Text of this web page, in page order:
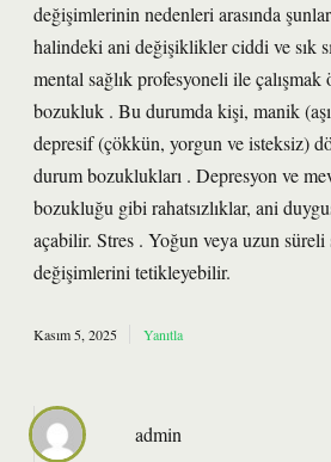
değişimlerinin nedenleri arasında
halindeki ani değişiklikler ciddi ve sık
mental sağlık profesyoneli ile
bozukluk . Bu durumda kişi, manik
depresif (çökkün, yorgun ve isteksiz)
durum bozuklukları . Depresyon ve
bozukluğu gibi rahatsızlıklar, ani
açabilir. Stres . Yoğun veya uzun süreli
değişimlerini tetikleyebilir.
Kasım 5, 2025 Yanıtla
admin